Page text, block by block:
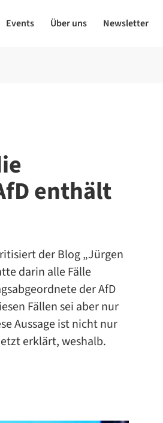
Events Über uns Newsletter
enthält
der Blog „Jürgen
darin alle Fälle
der AfD
Fällen sei aber nur
Aussage ist nicht nur
erklärt, weshalb.